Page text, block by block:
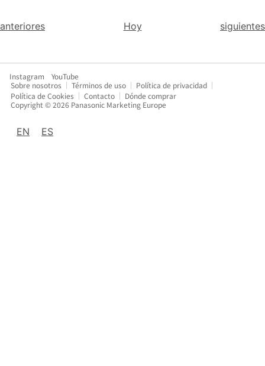
Eventos
anteriores Hoy Eventos
siguientes
Instagram
YouTube
Sobre nosotros
Términos de uso
Política de privacidad
Política de Cookies
Contacto
Dónde comprar
Copyright © 2026 Panasonic Marketing Europe
EN ES